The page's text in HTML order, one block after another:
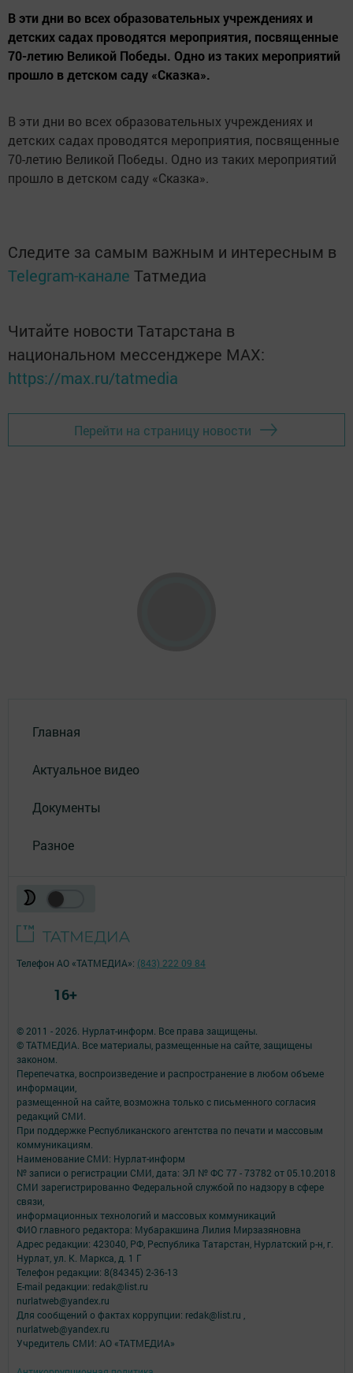
В эти дни во всех образовательных учреждениях и
детских садах проводятся мероприятия, посвященные
70-летию Великой Победы. Одно из таких мероприятий
прошло в детском саду «Сказка».
В эти дни во всех образовательных учреждениях и
детских садах проводятся мероприятия, посвященные
70-летию Великой Победы. Одно из таких мероприятий
прошло в детском саду «Сказка».
Следите за самым важным и интересным в
Telegram-канале Татмедиа
Читайте новости Татарстана в
национальном мессенджере MАХ:
https://max.ru/tatmedia
Перейти на страницу новости
Главная
Актуальное видео
Документы
Разное
© 2011 - 2026. Нурлат-⁠информ. Все права защищены.
© ТАТМЕДИА. Все материалы, размещенные на сайте, защищены
законом.
Перепечатка, воспроизведение и распространение в любом объеме
информации,
размещенной на сайте, возможна только с письменного согласия
редакций СМИ.
При поддержке Республиканского агентства по печати и массовым
коммуникациям.
Наименование СМИ: Нурлат-⁠информ
№ записи о регистрации СМИ, дата: ЭЛ № ФС 77 -⁠ 73782 от 05.10.2018
СМИ зарегистрированно Федеральной службой по надзору в сфере
связи,
информационных технологий и массовых коммуникаций
ФИО главного редактора: Мубаракшина Лилия Мирзазяновна
Адрес редакции: 423040, РФ, Республика Татарстан, Нурлатский р-н, г.
Нурлат, ул. К. Маркса, д. 1 Г
Телефон редакции: 8(84345) 2-36-13
E-mail редакции: redak@list.ru
nurlatweb@yandex.ru
Для сообщений о фактах коррупции: redak@list.ru ,
nurlatweb@yandex.ru
Учредитель СМИ: АО «ТАТМЕДИА»
Телефон АО «ТАТМЕДИА»: (843) 222 09 84
16+